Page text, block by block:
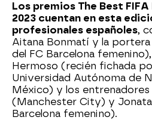
Los premios The Best
2023 cuentan en esta
profesionales españoles,
Aitana Bonmatí y la portera
del FC Barcelona
Hermoso (recién fichada
Universidad Autónoma de
México) y los entrenadores
(Manchester City) y
Barcelona femenino).